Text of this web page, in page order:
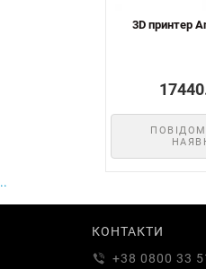
3D принтер
..
КОНТАКТИ
+38 0800 33